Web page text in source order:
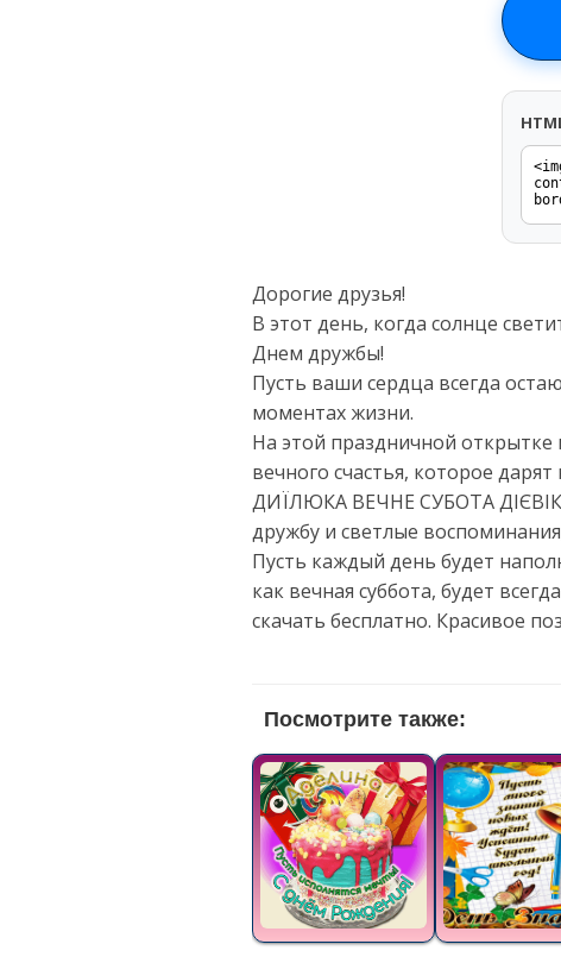
Дорогие друзья!
В этот день, когда солнце
Днем дружбы!
Пусть ваши сердца всегда
моментах жизни.
На этой праздничной
вечного счастья, которое
ДИЇЛЮКА ВЕЧНЕ СУБОТА
дружбу и светлые
Пусть каждый день будет
как вечная суббота, будет
скачать бесплатно. Красивое
Посмотрите также: